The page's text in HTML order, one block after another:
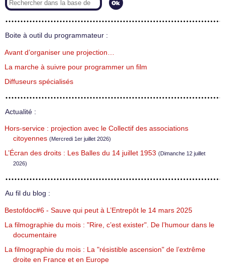
Boite à outil du programmateur :
Avant d’organiser une projection…
La marche à suivre pour programmer un film
Diffuseurs spécialisés
Actualité :
Hors-service : projection avec le Collectif des associations
citoyennes (Mercredi 1er juillet 2026)
L’Écran des droits : Les Balles du 14 juillet 1953 (Dimanche 12 juillet
2026)
Au fil du blog :
Bestofdoc#6 - Sauve qui peut à L’Entrepôt le 14 mars 2025
La filmographie du mois : "Rire, c’est exister". De l’humour dans le
documentaire
La filmographie du mois : La "résistible ascension" de l’extrême
droite en France et en Europe